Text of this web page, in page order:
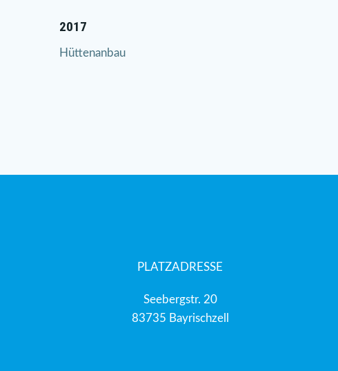
2017
Hüttenanbau
PLATZADRESSE
Seebergstr. 20
83735 Bayrischzell